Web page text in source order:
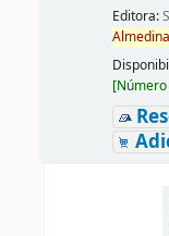
Editora:
[Número